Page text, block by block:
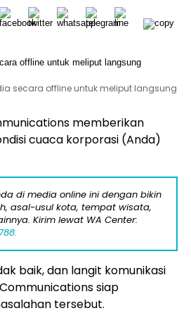
secara offline untuk meliput langsung
memberikan
cuaca korporasi (Anda)
di media online ini dengan bikin
asal-usul kota, tempat wisata,
Kirim lewat WA Center:
baik, dan langit komunikasi
siap
tersebut.